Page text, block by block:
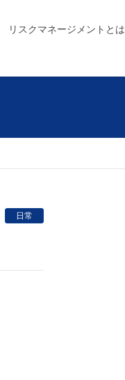
リスクマネージメントとは
日常